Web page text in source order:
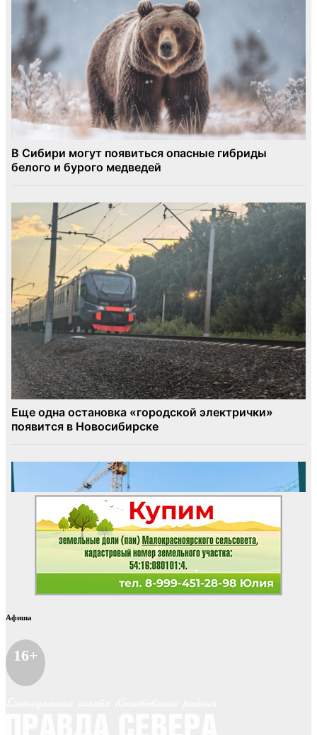
Афиша
16+